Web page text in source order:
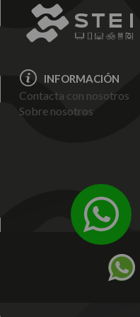
INFORMACIÓN
Contacta con nosotros
Sobre nosotros